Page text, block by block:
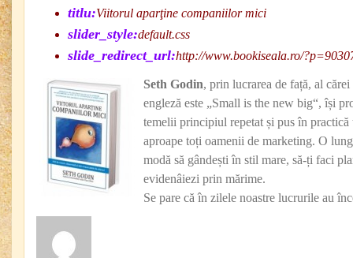
titlu:Viitorul aparţine companiilor mici
slider_style:default.css
slide_redirect_url:http://www.bookiseala.ro/
Seth Godin, prin lucrarea de față, al
engleză este „Small is the new big“, își
temelii principiul repetat și pus în
aproape toți oamenii de marketing. O
modă să gândești în stil mare, să-ți faci
evidenâiezi prin mărime.
Se pare că în zilele noastre lucrurile au